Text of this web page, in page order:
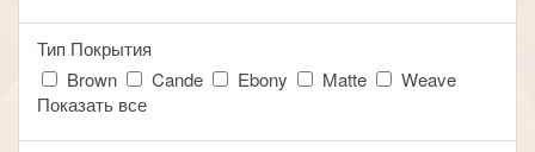
Тип Покрытия
Brown
Cande Ebony Matte
Weave
Показать все